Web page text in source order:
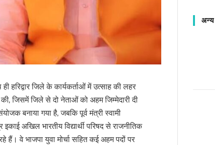
हरिद्वार जिले के कार्यकर्ताओं में उत्साह की लहर
जिसमें जिले से दो नेताओं को अहम जिम्मेदारी दी
बनाया गया है, जबकि पूर्व मंत्री स्वामी
अखिल भारतीय विद्यार्थी परिषद से राजनीतिक
वे भाजपा युवा मोर्चा सहित कई अहम पदों पर